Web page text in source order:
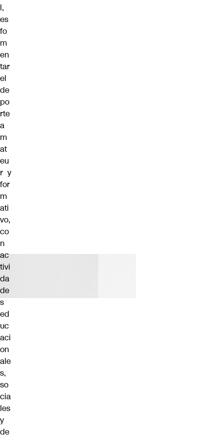
l,
es
fo
m
en
tar
el
de
po
rte
a
m
at
eu
r y
for
m
ati
vo,
co
n
ac
tivi
da
de
s
ed
uc
aci
on
ale
s,
so
cia
les
y
de